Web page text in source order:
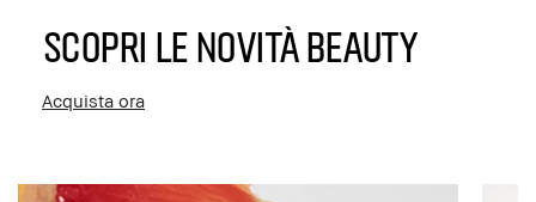
SCOPRI LE NOVITÀ BEAUTY
Acquista ora